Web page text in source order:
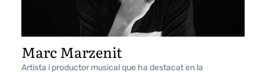
Marc Marzenit
Artista i productor musical que ha destacat en la